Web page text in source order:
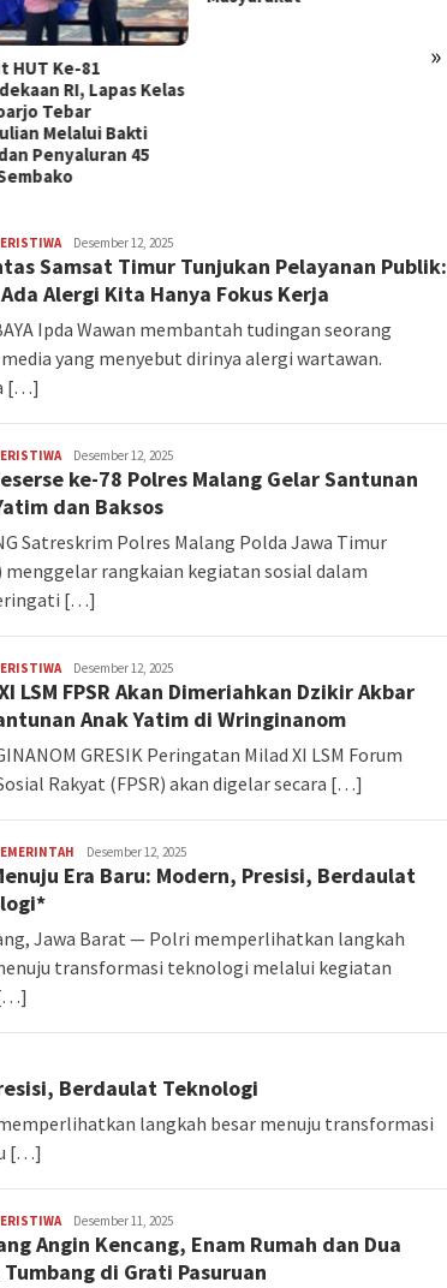
»
Redaksi
Desember 12, 2025
Samsat Timur Tunjukan Pelayanan Publik:
Alergi Kita Hanya Fokus Kerja
Ipda Wawan membantah tudingan seorang
yang menyebut dirinya alergi wartawan.
[…]
Redaksi
Desember 12, 2025
ke-78 Polres Malang Gelar Santunan
dan Baksos
Satreskrim Polres Malang Polda Jawa Timur
rangkaian kegiatan sosial dalam
[…]
Redaksi
Desember 12, 2025
LSM FPSR Akan Dimeriahkan Dzikir Akbar
Anak Yatim di Wringinanom
GRESIK Peringatan Milad XI LSM Forum
Rakyat (FPSR) akan digelar secara […]
Redaksi
Desember 12, 2025
Era Baru: Modern, Presisi, Berdaulat
Jawa Barat — Polri memperlihatkan langkah
transformasi teknologi melalui kegiatan
Berdaulat Teknologi
langkah besar menuju transformasi
[…]
Redaksi
Desember 11, 2025
Angin Kencang, Enam Rumah dan Dua
Tumbang di Grati Pasuruan